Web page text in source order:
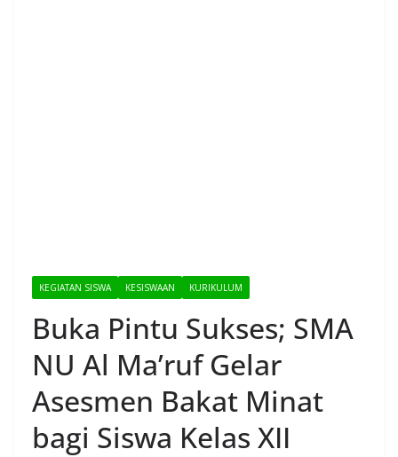
KEGIATAN SISWA KESISWAAN KURIKULUM
Buka Pintu Sukses; SMA
NU Al Ma’ruf Gelar
Asesmen Bakat Minat
bagi Siswa Kelas XII